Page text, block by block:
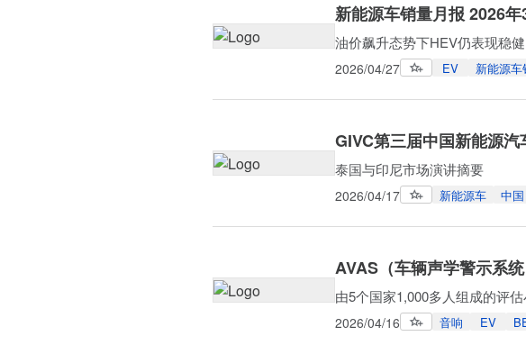
新能源车销量月报 2026年
油价飙升态势下HEV仍表现稳
2026/04/27 EV 新能源
GIVC第三届中国新能源汽
泰国与印尼市场演讲摘要
2026/04/17 新能源车 中国
AVAS（车辆声学警示系
由5个国家1,000多人组成的评
2026/04/16 音响 EV